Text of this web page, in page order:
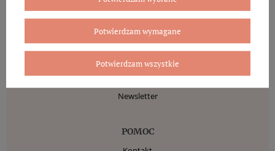
MOJE KONTO
Zarejestruj się
Moje zamówienia
Koszyk
Obserwowane
Newsletter
POMOC
Potwierdzam wymagane
Potwierdzam wszystkie